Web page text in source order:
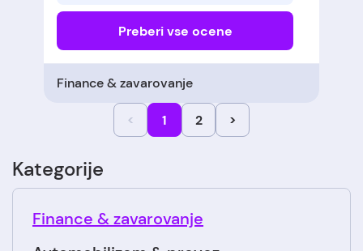
Preberi vse ocene
Finance & zavarovanje
< 1 2 >
Kategorije
Finance & zavarovanje